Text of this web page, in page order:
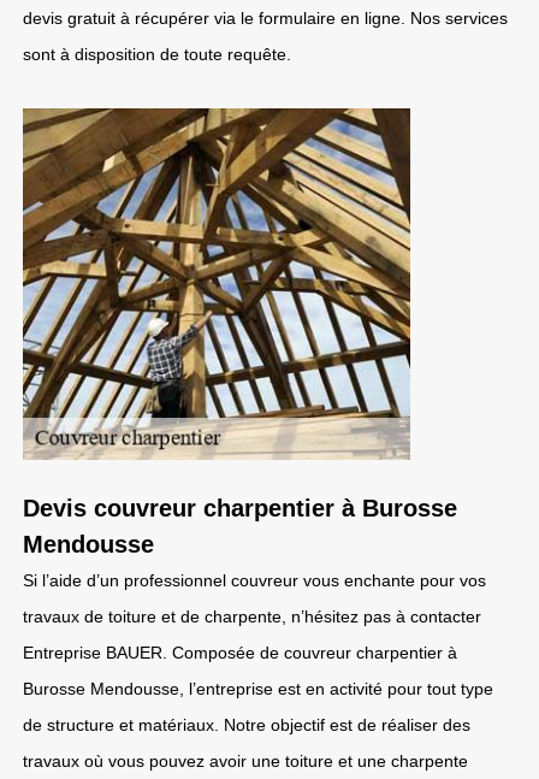
devis gratuit à récupérer via le formulaire en ligne. Nos services
sont à disposition de toute requête.
Devis couvreur charpentier à Burosse
Mendousse
Si l’aide d’un professionnel couvreur vous enchante pour vos
travaux de toiture et de charpente, n’hésitez pas à contacter
Entreprise BAUER. Composée de couvreur charpentier à
Burosse Mendousse, l’entreprise est en activité pour tout type
de structure et matériaux. Notre objectif est de réaliser des
travaux où vous pouvez avoir une toiture et une charpente